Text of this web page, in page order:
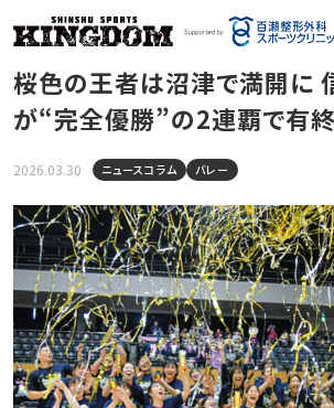
桜色の王者は沼津で満開に
が“完全優勝”の2連覇で有
2026.03.30 ニュースコラム バレー